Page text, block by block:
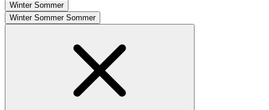
Winter Sommer
Winter Sommer Sommer